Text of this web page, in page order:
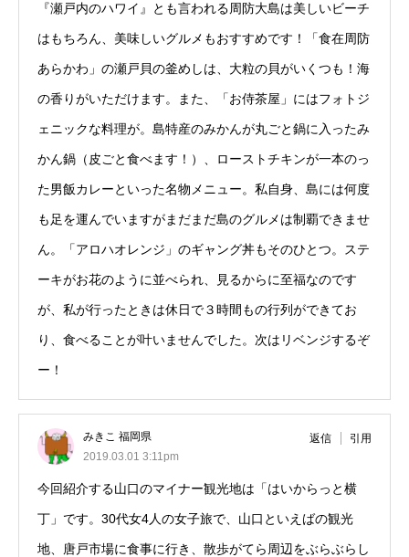
『瀬戸内のハワイ』とも言われる周防大島は美しいビーチ
はもちろん、美味しいグルメもおすすめです！「食在周防
あらかわ」の瀬戸貝の釜めしは、大粒の貝がいくつも！海
の香りがいただけます。また、「お侍茶屋」にはフォトジ
ェニックな料理が。島特産のみかんが丸ごと鍋に入ったみ
かん鍋（皮ごと食べます！）、ローストチキンが一本のっ
た男飯カレーといった名物メニュー。私自身、島には何度
も足を運んでいますがまだまだ島のグルメは制覇できませ
ん。「アロハオレンジ」のギャング丼もそのひとつ。ステ
ーキがお花のように並べられ、見るからに至福なのです
が、私が行ったときは休日で３時間もの行列ができてお
り、食べることが叶いませんでした。次はリベンジするぞ
ー！
みきこ 福岡県
2019.03.01 3:11pm
返信 引用
今回紹介する山口のマイナー観光地は「はいからっと横
丁」です。30代女4人の女子旅で、山口といえばの観光
地、唐戸市場に食事に行き、散歩がてら周辺をぶらぶらし